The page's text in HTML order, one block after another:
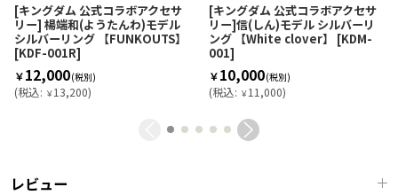
[キングダム 公式コラボアクセサ
リー] 楊端和(ようたんわ)モデル
シルバーリング 【FUNKOUTS】
[KDF-001R]
￥12,000(税別)
(税込: ￥13,200)
[キングダム 公式コラボアクセサ
リー]信(しん)モデル シルバーリ
ング 【White clover】
[KDM-
001]
￥10,000(税別)
(税込: ￥11,000)
レビュー